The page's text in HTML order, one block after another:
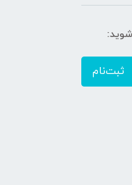
ثبت‌نام